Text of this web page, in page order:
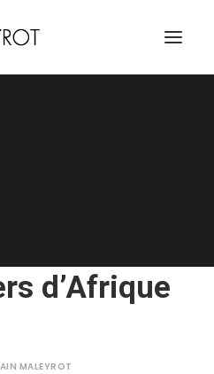
d’Afrique
MALEYROT